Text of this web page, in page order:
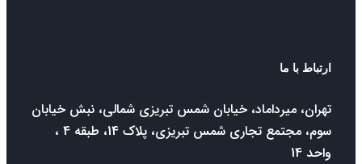
با ما
میرداماد، خیابان شمس تبریزی شمالی، نبش خیابان
سوم، مجتمع تجاری شمس تبریزی، پلاک 14، طبقه 4 ،